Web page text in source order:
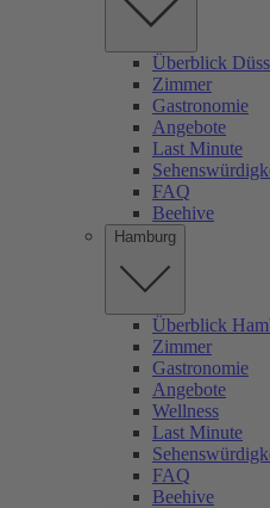
Überblick
Zimmer
Gastronomie
Angebote
Last Minute
FAQ
Beehive
Hamburg
Überblick
Zimmer
Gastronomie
Angebote
Wellness
Last Minute
FAQ
Beehive